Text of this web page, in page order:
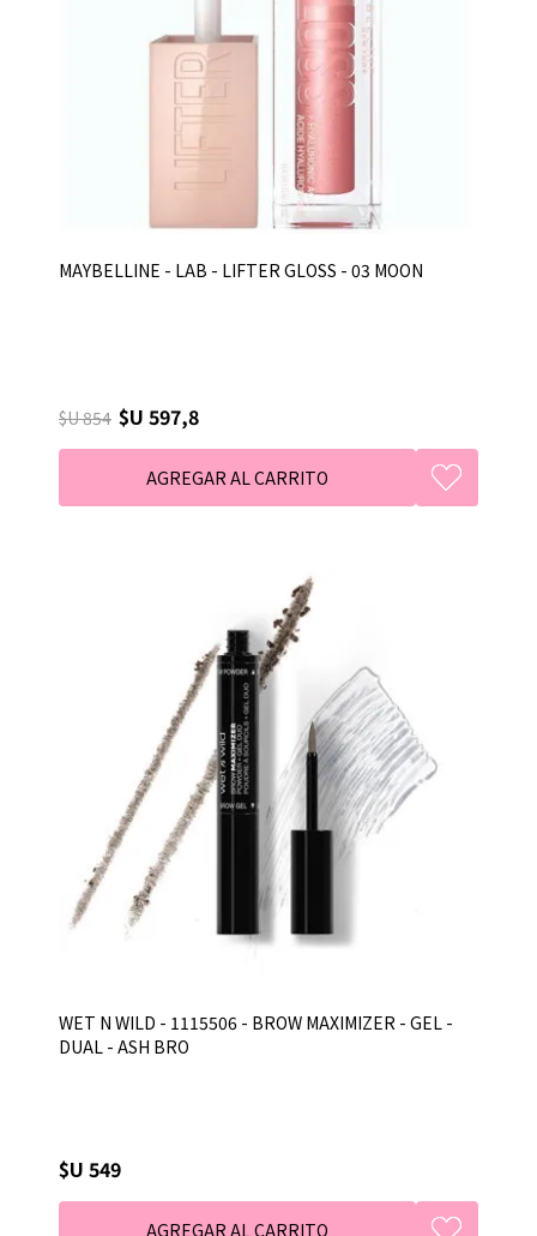
MAYBELLINE - LAB - LIFTER GLOSS - 03 MOON
$U 854 $U 597,8
WET N WILD - 1115506 - BROW MAXIMIZER - GEL -
DUAL - ASH BRO
$U 549